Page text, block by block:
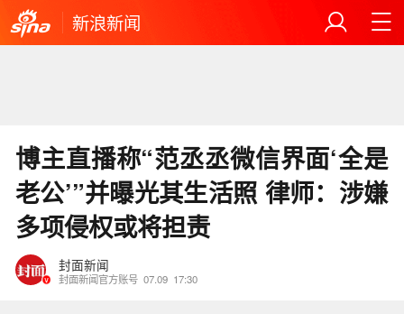
新浪新闻
博主直播称“范丞丞微信界面‘全是
老公’”并曝光其生活照 律师：涉嫌
多项侵权或将担责
封面新闻
封面新闻官方账号 07.09 17:30